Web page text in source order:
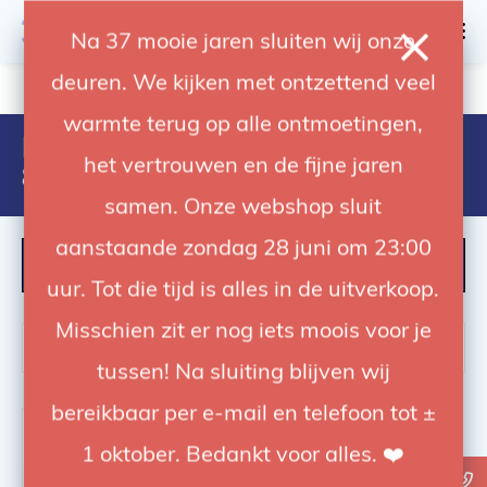
Na 37 mooie jaren sluiten wij onze
deuren. We kijken met ontzettend veel
warmte terug op alle ontmoetingen,
het vertrouwen en de fijne jaren
samen. Onze webshop sluit
aanstaande zondag 28 juni om 23:00
uur. Tot die tijd is alles in de uitverkoop.
Misschien zit er nog iets moois voor je
tussen! Na sluiting blijven wij
bereikbaar per e-mail en telefoon tot ±
1 oktober. Bedankt voor alles. ❤️
4.92 / 5 op trusted shops
Products tagged with
8024221016062
FILTER